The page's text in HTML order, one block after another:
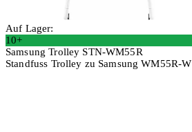
Auf Lager:
10+
Samsung Trolley STN-WM55R
Standfuss Trolley zu Samsung WM55R-W